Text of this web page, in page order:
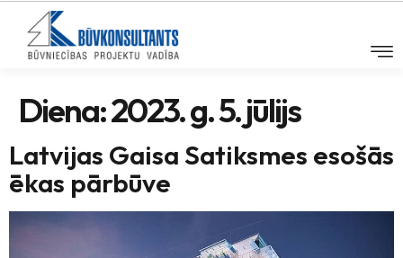
Diena:2023. g. 5. jūlijs
Latvijas Gaisa Satiksmes esošās
ēkas pārbūve